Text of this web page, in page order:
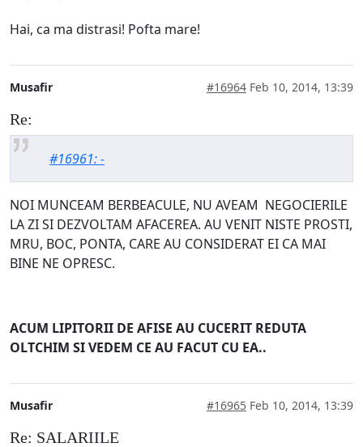
Hai, ca ma distrasi! Pofta mare!
Musafir #16964 Feb 10, 2014, 13:39
Re:
#16961: -
NOI MUNCEAM BERBEACULE, NU AVEAM NEGOCIERILE
LA ZI SI DEZVOLTAM AFACEREA. AU VENIT NISTE PROSTI,
MRU, BOC, PONTA, CARE AU CONSIDERAT EI CA MAI
BINE NE OPRESC.
ACUM LIPITORII DE AFISE AU CUCERIT REDUTA
OLTCHIM SI VEDEM CE AU FACUT CU EA..
Musafir #16965 Feb 10, 2014, 13:39
Re: SALARIILE